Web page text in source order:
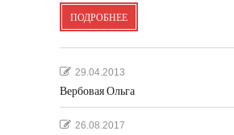
ПОДРОБНЕЕ
29.04.2013
Вербовая Ольга
26.08.2017